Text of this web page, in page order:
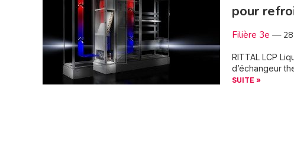
pour
Filière 3e —
RITTAL LCP
d’échangeur
SUITE »